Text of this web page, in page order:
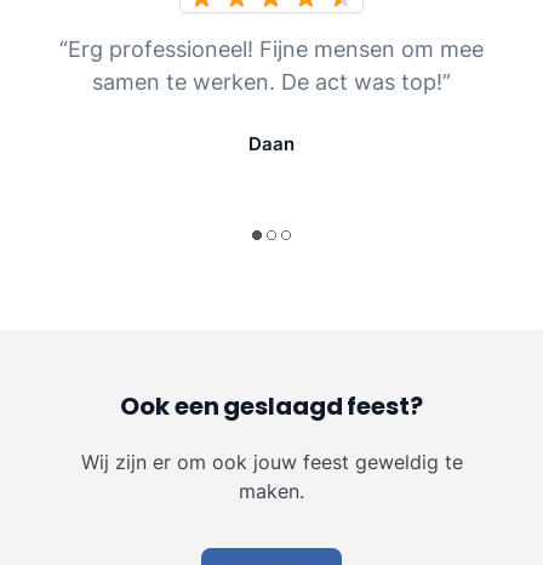
“Erg professioneel! Fijne mensen om mee
samen te werken. De act was top!”
Daan
Ook een geslaagd feest?
Wij zijn er om ook jouw feest geweldig te
maken.